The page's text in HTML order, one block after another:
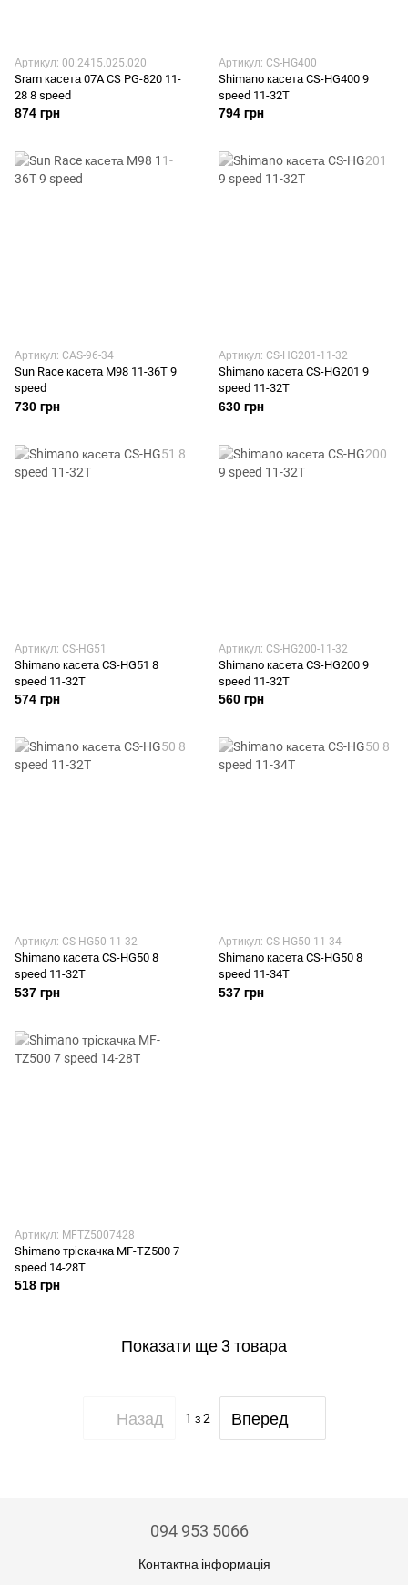
Артикул: 00.2415.025.020
Sram касета 07A CS PG-820 11-
28 8 speed
874 грн
Артикул: CS-HG400
Shimano касета CS-HG400 9
speed 11-32T
794 грн
Артикул: CAS-96-34
Sun Race касета M98 11-36T 9
speed
730 грн
Артикул: CS-HG201-11-32
Shimano касета CS-HG201 9
speed 11-32T
630 грн
Артикул: CS-HG51
Shimano касета CS-HG51 8
speed 11-32T
574 грн
Артикул: CS-HG200-11-32
Shimano касета CS-HG200 9
speed 11-32T
560 грн
Артикул: CS-HG50-11-32
Shimano касета CS-HG50 8
speed 11-32T
537 грн
Артикул: CS-HG50-11-34
Shimano касета CS-HG50 8
speed 11-34T
537 грн
Артикул: MFTZ5007428
Shimano тріскачка MF-TZ500 7
speed 14-28T
518 грн
Показати ще 3 товара
Назад 1 з 2 Вперед
094 953 5066
Контактна інформація